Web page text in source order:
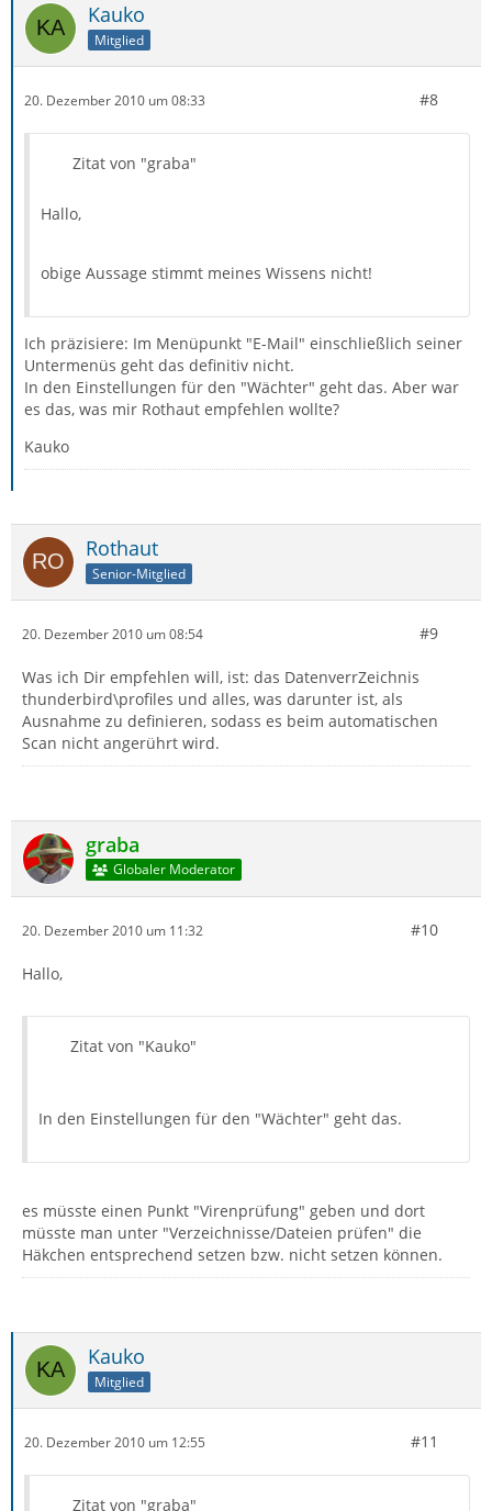
Kauko
Mitglied
20. Dezember 2010 um 08:33 #8
Zitat von "graba"
Hallo,
obige Aussage stimmt meines Wissens nicht!
Ich präzisiere: Im Menüpunkt "E-Mail" einschließlich seiner
Untermenüs geht das definitiv nicht.
In den Einstellungen für den "Wächter" geht das. Aber war
es das, was mir Rothaut empfehlen wollte?
Kauko
Rothaut
Senior-Mitglied
20. Dezember 2010 um 08:54 #9
Was ich Dir empfehlen will, ist: das DatenverrZeichnis
thunderbird\profiles und alles, was darunter ist, als
Ausnahme zu definieren, sodass es beim automatischen
Scan nicht angerührt wird.
graba
Globaler Moderator
20. Dezember 2010 um 11:32 #10
Hallo,
Zitat von "Kauko"
In den Einstellungen für den "Wächter" geht das.
es müsste einen Punkt "Virenprüfung" geben und dort
müsste man unter "Verzeichnisse/Dateien prüfen" die
Häkchen entsprechend setzen bzw. nicht setzen können.
Kauko
Mitglied
20. Dezember 2010 um 12:55 #11
Zitat von "graba"